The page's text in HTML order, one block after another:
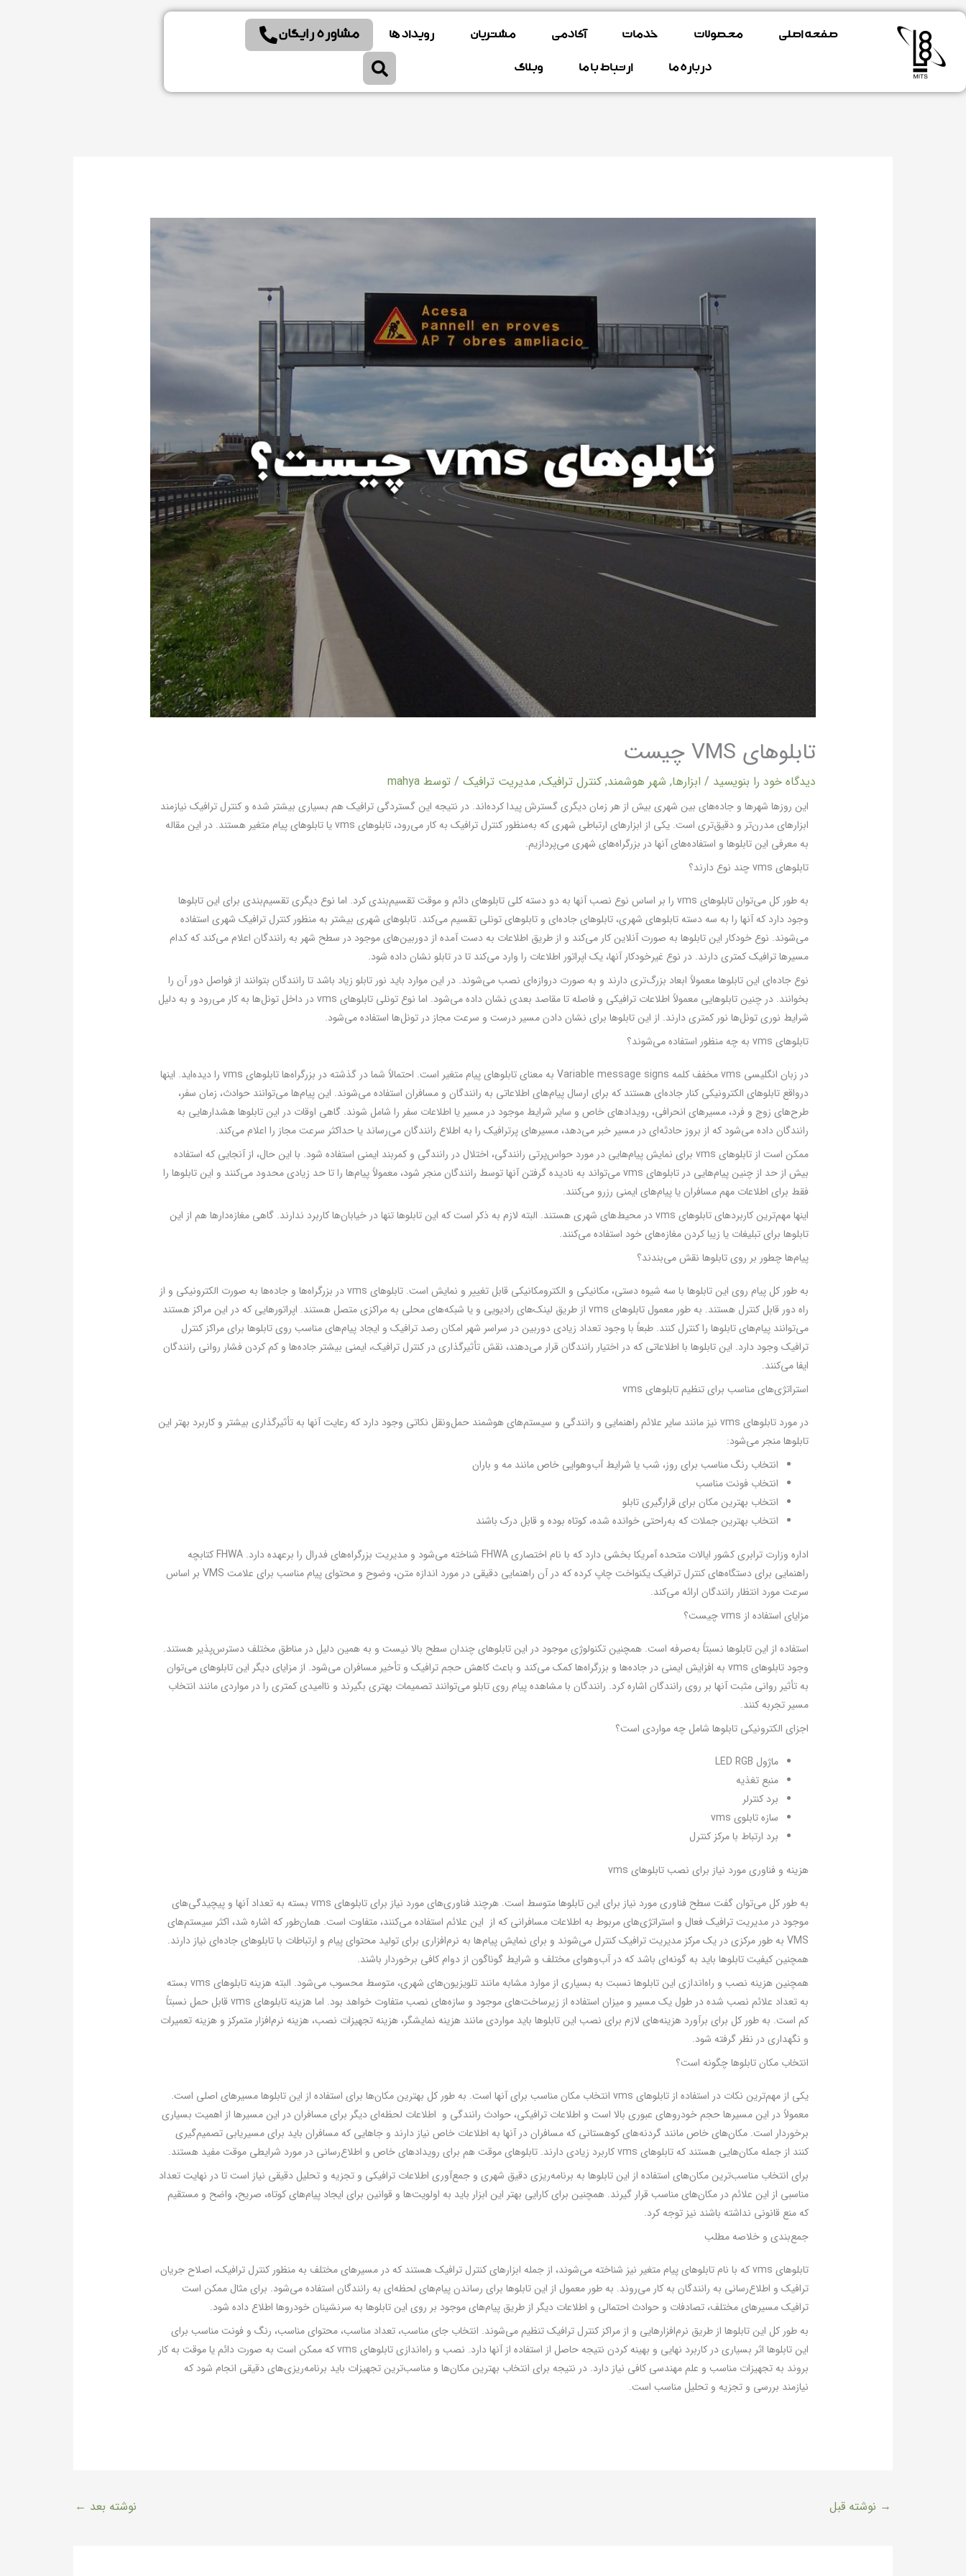
رفتن
محتوا
صفحه اصلی محصولات خدمات آکادمی مشتریان
رویداد ها
درباره ما
ارتباط با ما وبلاگ
مشاوره رایگان
تابلوهای VMS چیست
دیدگاه‌ خود را بنویسید / ابزارها, شهر هوشمند, کنترل ترافیک, مدیریت ترافیک/ توسط mahya
این روزها شهرها و جاده‌های بین شهری بیش از هر زمان دیگری گسترش پیدا کرده‌اند. در نتیجه این گستردگی ترافیک هم بسیاری بیشتر شده و کنترل ترافیک نیازمند
ابزارهای مدرن‌تر و دقیق‌تری است. یکی از ابزارهای ارتباطی شهری که به‌منظور کنترل ترافیک به کار می‌رود، تابلوهای vms یا تابلوهای پیام متغیر هستند. در این مقاله
به معرفی این تابلوها و استفاده‌های آنها در بزرگراه‌های شهری می‌پردازیم.
تابلوهای vms چند نوع دارند؟
به طور کل می‌توان تابلوهای vms را بر اساس نوع نصب آنها به دو دسته کلی تابلوهای دائم و موقت تقسیم‌بندی کرد. اما نوع دیگری تقسیم‌بندی برای این تابلوها
وجود دارد که آنها را به سه دسته تابلوهای شهری، تابلوهای جاده‌ای و تابلوهای تونلی تقسیم می‌کند. تابلوهای شهری بیشتر به منظور کنترل ترافیک شهری استفاده
می‌شوند. نوع خودکار این تابلوها به صورت آنلاین کار می‌کند و از طریق اطلاعات به دست آمده از دوربین‌های موجود در سطح شهر به رانندگان اعلام می‌کند که کدام
مسیرها ترافیک کمتری دارند. در نوع غیرخودکار آنها، یک اپراتور اطلاعات را وارد می‌کند تا در تابلو نشان داده شود.
نوع جاده‌ای این تابلوها معمولاً ابعاد بزرگ‌تری دارند و به صورت دروازه‌ای نصب می‌شوند. در این موارد باید نور تابلو زیاد باشد تا رانندگان بتوانند از فواصل دور آن را
بخوانند. در چنین تابلوهایی معمولاً اطلاعات ترافیکی و فاصله تا مقاصد بعدی نشان داده می‌شود. اما نوع تونلی تابلوهای vms در داخل تونل‌ها به کار می‌رود و به دلیل
شرایط نوری تونل‌ها نور کمتری دارند. از این تابلوها برای نشان دادن مسیر درست و سرعت مجاز در تونل‌ها استفاده می‌شود.
تابلوهای vms به چه منظور استفاده می‌شوند؟
در زبان انگلیسی vms مخفف کلمه Variable message signs به معنای تابلوهای پیام متغیر است. احتمالاً شما در گذشته در بزرگراه‌ها تابلوهای vms را دیده‌اید. اینها
درواقع تابلوهای الکترونیکی کنار جاده‌ای هستند که برای ارسال پیام‌های اطلاعاتی به رانندگان و مسافران استفاده می‌شوند. این پیام‌ها می‌توانند حوادث، زمان سفر،
طرح‌های زوج و فرد، مسیرهای انحرافی، رویدادهای خاص و سایر شرایط موجود در مسیر یا اطلاعات سفر را شامل شوند. گاهی اوقات در این تابلوها هشدارهایی به
رانندگان داده می‌شود که از بروز حادثه‌ای در مسیر خبر می‌دهد، مسیرهای پرترافیک را به اطلاع رانندگان می‌رساند یا حداکثر سرعت مجاز را اعلام می‌کند.
ممکن است از تابلوهای vms برای نمایش پیام‌هایی در مورد حواس‌پرتی رانندگی، اختلال در رانندگی و کمربند ایمنی استفاده شود. با این حال، از آنجایی که استفاده
بیش از حد از چنین پیام‌هایی در تابلوهای vms می‌تواند به نادیده گرفتن آنها توسط رانندگان منجر شود، معمولاً پیام‌ها را تا حد زیادی محدود می‌کنند و این تابلوها را
فقط برای اطلاعات مهم مسافران یا پیام‌های ایمنی رزرو می‌کنند.
اینها مهم‌ترین کاربردهای تابلوهای vms در محیط‌های شهری هستند. البته لازم به ذکر است که این تابلوها تنها در خیابان‌ها کاربرد ندارند. گاهی مغازه‌دارها هم از این
تابلوها برای تبلیغات یا زیبا کردن مغازه‌های خود استفاده می‌کنند.
پیام‌ها چطور بر روی تابلوها نقش می‌بندند؟
به طور کل پیام روی این تابلوها با سه شیوه دستی، مکانیکی و الکترومکانیکی قابل تغییر و نمایش است. تابلوهای vms در بزرگراه‌ها و جاده‌ها به صورت الکترونیکی و از
راه دور قابل کنترل هستند. به طور معمول تابلوهای vms از طریق لینک‌های رادیویی و یا شبکه‌های محلی به مراکزی متصل هستند. اپراتورهایی که در این مراکز هستند
می‌توانند پیام‌های تابلوها را کنترل کنند. طبعاً با وجود تعداد زیادی دوربین در سراسر شهر امکان رصد ترافیک و ایجاد پیام‌های مناسب روی تابلوها برای مراکز کنترل
ترافیک وجود دارد. این تابلوها با اطلاعاتی که در اختیار رانندگان قرار می‌دهند، نقش تأثیرگذاری در کنترل ترافیک، ایمنی بیشتر جاده‌ها و کم کردن فشار روانی رانندگان
ایفا می‌کنند.
استراتژی‌های مناسب برای تنظیم تابلوهای vms
در مورد تابلوهای vms نیز مانند سایر علائم راهنمایی و رانندگی و سیستم‌های هوشمند حمل‌ونقل نکاتی وجود دارد که رعایت آنها به تأثیرگذاری بیشتر و کاربرد بهتر این
تابلوها منجر می‌شود:
انتخاب رنگ مناسب برای روز، شب یا شرایط آب‌وهوایی خاص مانند مه و باران
انتخاب فونت مناسب
انتخاب بهترین مکان برای قرارگیری تابلو
انتخاب بهترین جملات که به‌راحتی خوانده شده، کوتاه بوده و قابل درک باشند
اداره وزارت ترابری کشور ایالات متحده آمریکا بخشی دارد که با نام اختصاری FHWA شناخته می‌شود و مدیریت بزرگراه‌های فدرال را برعهده دارد. FHWA کتابچه
راهنمایی برای دستگاه‌های کنترل ترافیک یکنواخت چاپ کرده که در آن راهنمایی دقیقی در مورد اندازه متن، وضوح و محتوای پیام مناسب برای علامت VMS بر اساس
سرعت مورد انتظار رانندگان ارائه می‌کند.
مزایای استفاده از vms چیست؟
استفاده از این تابلوها نسبتاً به‌صرفه است. همچنین تکنولوژی موجود در این تابلوهای چندان سطح بالا نیست و به همین دلیل در مناطق مختلف دسترس‌پذیر هستند.
وجود تابلوهای vms به افزایش ایمنی در جاده‌ها و بزرگراه‌ها کمک می‌کند و باعث کاهش حجم ترافیک و تأخیر مسافران می‌شود. از مزایای دیگر این تابلوهای می‌توان
به تأثیر روانی مثبت آنها بر روی رانندگان اشاره کرد. رانندگان با مشاهده پیام روی تابلو می‌توانند تصمیمات بهتری بگیرند و ناامیدی کمتری را در مواردی مانند انتخاب
مسیر تجربه کنند.
اجزای الکترونیکی تابلوها شامل چه مواردی است؟
ماژول LED RGB
منبع تغذیه
برد کنترلر
سازه تابلوی vms
برد ارتباط با مرکز کنترل
هزینه و فناوری مورد نیاز برای نصب تابلوهای vms
به طور کل می‌توان گفت سطح فناوری مورد نیاز برای این تابلوها متوسط است. هرچند فناوری‌های مورد نیاز برای تابلوهای vms بسته به تعداد آنها و پیچیدگی‌های
موجود در مدیریت ترافیک فعال و استراتژی‌های مربوط به اطلاعات مسافرانی که از این علائم استفاده می‌کنند، متفاوت است. همان‌طور که اشاره شد، اکثر سیستم‌های
VMS به طور مرکزی در یک مرکز مدیریت ترافیک کنترل می‌شوند و برای نمایش پیام‌ها به نرم‌افزاری برای تولید محتوای پیام و ارتباطات با تابلوهای جاده‌ای نیاز دارند.
همچنین کیفیت تابلوها باید به گونه‌ای باشد که در آب‌وهوای مختلف و شرایط گوناگون از دوام کافی برخوردار باشند.
همچنین هزینه نصب و راه‌اندازی این تابلوها نسبت به بسیاری از موارد مشابه مانند تلویزیون‌های شهری، متوسط محسوب می‌شود. البته هزینه تابلوهای vms بسته
به تعداد علائم نصب شده در طول یک مسیر و میزان استفاده از زیرساخت‌های موجود و سازه‌های نصب متفاوت خواهد بود. اما هزینه تابلوهای vms قابل حمل نسبتاً
کم است. به طور کل برای برآورد هزینه‌های لازم برای نصب این تابلوها باید مواردی مانند هزینه نمایشگر، هزینه تجهیزات نصب، هزینه نرم‌افزار متمرکز و هزینه تعمیرات
و نگهداری در نظر گرفته شود.
انتخاب مکان تابلوها چگونه است؟
یکی از مهم‌ترین نکات در استفاده از تابلوهای vms انتخاب مکان مناسب برای آنها است. به طور کل بهترین مکان‌ها برای استفاده از این تابلوها مسیرهای اصلی است.
معمولاً در این مسیرها حجم خودروهای عبوری بالا است و اطلاعات ترافیکی، حوادث رانندگی و اطلاعات لحظه‌ای دیگر برای مسافران در این مسیرها از اهمیت بسیاری
برخوردار است. مکان‌های خاص مانند گردنه‌های کوهستانی که مسافران در آنها به اطلاعات خاص نیاز دارند و جاهایی که مسافران باید برای مسیریابی تصمیم‌گیری
کنند از جمله مکان‌هایی هستند که تابلوهای vms کاربرد زیادی دارند. تابلوهای موقت هم برای رویدادهای خاص و اطلاع‌رسانی در مورد شرایطی موقت مفید هستند.
برای انتخاب مناسب‌ترین مکان‌های استفاده از این تابلوها به برنامه‌ریزی دقیق شهری و جمع‌آوری اطلاعات ترافیکی و تجزیه و تحلیل دقیقی نیاز است تا در نهایت تعداد
مناسبی از این علائم در مکان‌های مناسب قرار گیرند. همچنین برای کارایی بهتر این ابزار باید به اولویت‌ها و قوانین برای ایجاد پیام‌های کوتاه، صریح، واضح و مستقیم
که منع قانونی نداشته باشند نیز توجه کرد.
جمع‌بندی و خلاصه مطلب
تابلوهای vms که با نام تابلوهای پیام متغیر نیز شناخته می‌شوند، از جمله ابزارهای کنترل ترافیک هستند که در مسیرهای مختلف به منظور کنترل ترافیک، اصلاح جریان
ترافیک و اطلاع‌رسانی به رانندگان به کار می‌روند. به طور معمول از این تابلوها برای رساندن پیام‌های لحظه‌ای به رانندگان استفاده می‌شود. برای مثال ممکن است
ترافیک مسیرهای مختلف، تصادفات و حوادث احتمالی و اطلاعات دیگر از طریق پیام‌های موجود بر روی این تابلوها به سرنشینان خودروها اطلاع داده شود.
به طور کل این تابلوها از طریق نرم‌افزارهایی و از مراکز کنترل ترافیک تنظیم می‌شوند. انتخاب جای مناسب، تعداد مناسب، محتوای مناسب، رنگ و فونت مناسب برای
این تابلوها اثر بسیاری در کاربرد نهایی و بهینه کردن نتیجه حاصل از استفاده از آنها دارد. نصب و راه‌اندازی تابلوهای vms که ممکن است به صورت دائم یا موقت به کار
بروند به تجهیزات مناسب و علم مهندسی کافی نیاز دارد. در نتیجه برای انتخاب بهترین مکان‌ها و مناسب‌ترین تجهیزات باید برنامه‌ریزی‌های دقیقی انجام شود که
نیازمند بررسی و تجزیه و تحلیل مناسب است.
→ نوشته قبل نوشته بعد ←